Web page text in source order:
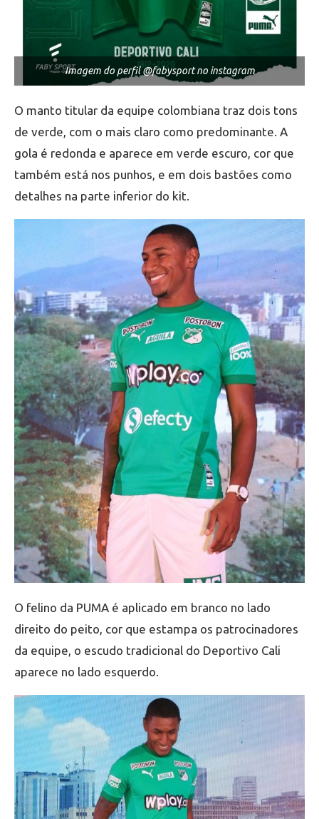
Imagem do perfil @fabysport no instagram
O manto titular da equipe colombiana traz dois tons
de verde, com o mais claro como predominante. A
gola é redonda e aparece em verde escuro, cor que
também está nos punhos, e em dois bastões como
detalhes na parte inferior do kit.
O felino da PUMA é aplicado em branco no lado
direito do peito, cor que estampa os patrocinadores
da equipe, o escudo tradicional do Deportivo Cali
aparece no lado esquerdo.